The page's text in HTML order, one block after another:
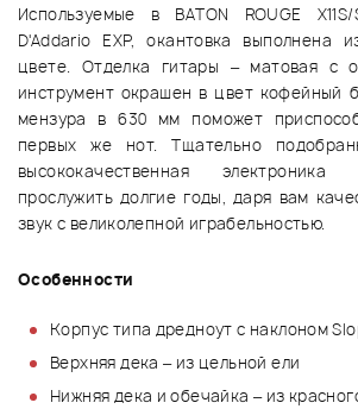
Используемые в BATON ROUGE
D'Addario EXP, окантовка выполнена
цвете. Отделка гитары – матовая с
инструмент окрашен в цвет кофейный
мензура в 630 мм поможет
первых же нот. Тщательно
высококачественная
прослужить долгие годы, даря вам
звук с великолепной играбельностью.
Особенности
Корпус типа дредноут с наклоном
Верхняя дека – из цельной ели
Нижняя дека и обечайка – из